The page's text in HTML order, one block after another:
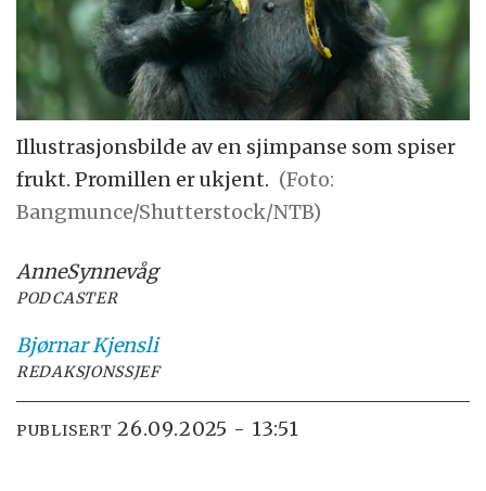
Illustrasjonsbilde av en sjimpanse som spiser
frukt. Promillen er ukjent. (Foto:
Bangmunce/Shutterstock/NTB)
AnneSynnevåg
PODCASTER
Bjørnar Kjensli
REDAKSJONSSJEF
PUBLISERT 26.09.2025 - 13:51